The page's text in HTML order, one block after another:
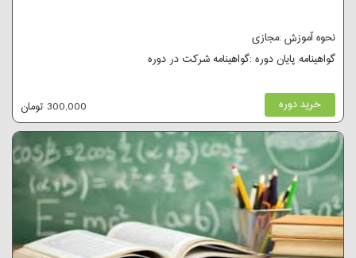
نحوه آموزش :مجازی
گواهینامه پایان دوره :گواهینامه شرکت در دوره
خرید دوره 300,000 تومان